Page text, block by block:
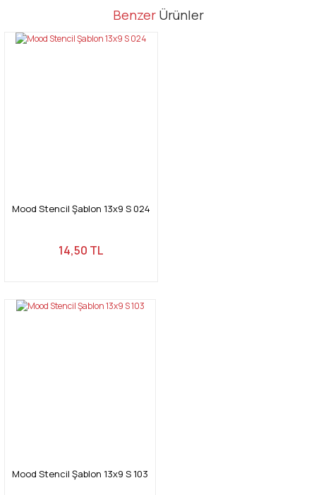
Bu ürüne ilk yorumu siz yapın!
Bu ürünün fiyat bilgisi, resim, ürün açıklamalarında ve diğer
tarafımıza iletebilirsiniz.
Benzer Ürünler
Mood Stencil Şablon 13x9 S 024
14,50 TL
Mood Stencil Şablon 13x9 S 103